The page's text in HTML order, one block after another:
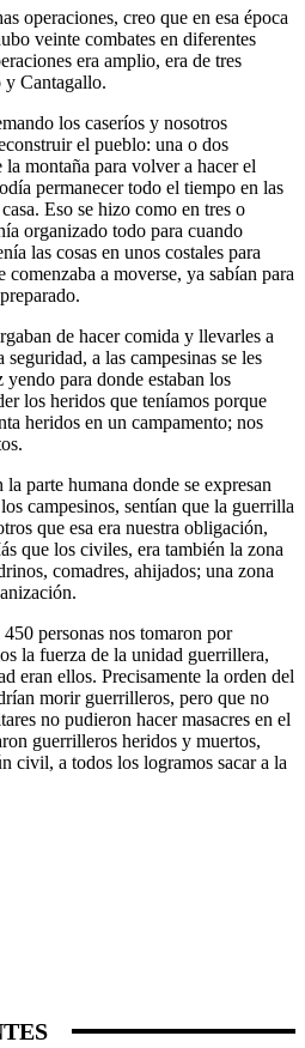
operaciones, creo que en esa época
veinte combates en diferentes
era amplio, era de tres
Cantagallo.
los caseríos y nosotros
el pueblo: una o dos
la montaña para volver a hacer el
permanecer todo el tiempo en las
Eso se hizo como en tres o
organizado todo para cuando
las cosas en unos costales para
comenzaba a moverse, ya sabían para
de hacer comida y llevarles a
a las campesinas se les
para donde estaban los
los heridos que teníamos porque
heridos en un campamento; nos
parte humana donde se expresan
campesinos, sentían que la guerrilla
que esa era nuestra obligación,
que los civiles, era también la zona
comadres, ahijados; una zona
personas nos tomaron por
la fuerza de la unidad guerrillera,
eran ellos. Precisamente la orden del
morir guerrilleros, pero que no
no pudieron hacer masacres en el
guerrilleros heridos y muertos,
civil, a todos los logramos sacar a la